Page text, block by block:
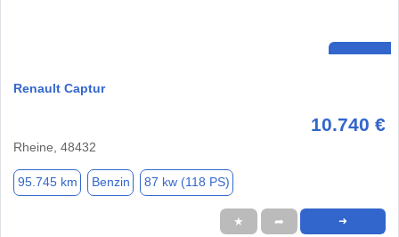
Renault Captur
10.740 €
Rheine, 48432
95.745 km Benzin 87 kw (118 PS)
★ ➦ ➜